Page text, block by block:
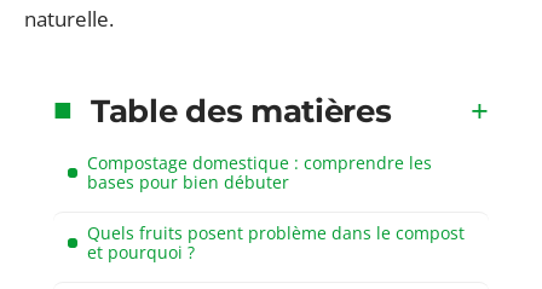
naturelle.
Table des matières
Compostage domestique : comprendre les
bases pour bien débuter
Quels fruits posent problème dans le compost
et pourquoi ?